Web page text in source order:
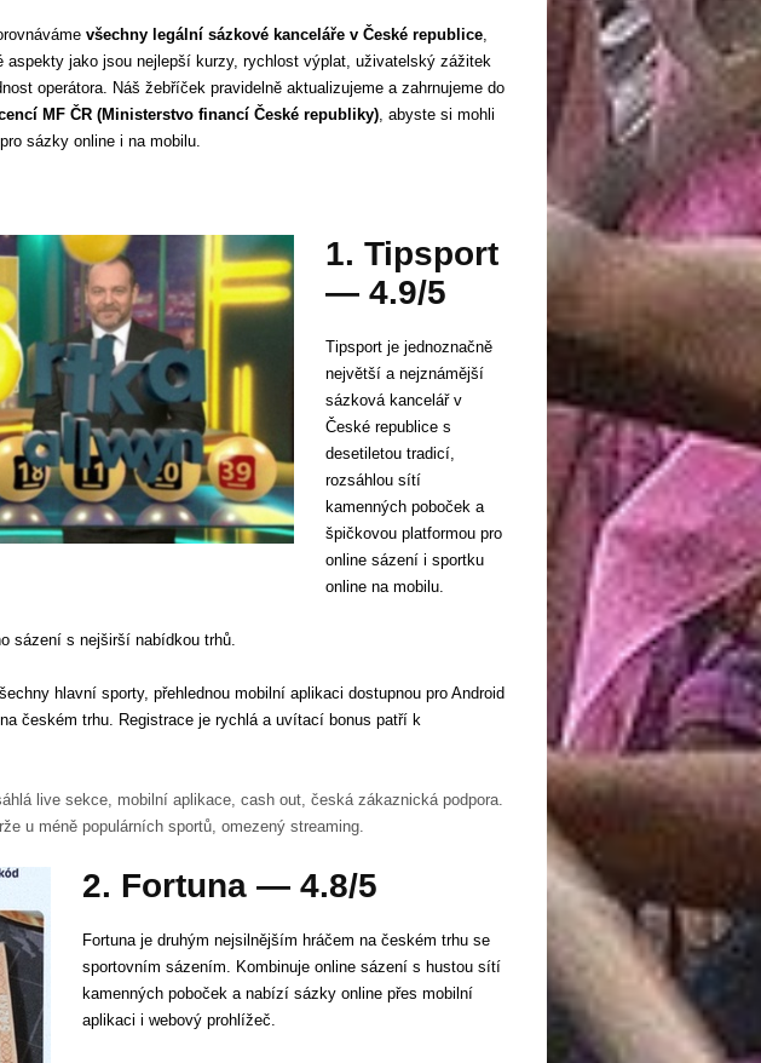
všechny legální sázkové kanceláře v České republice,
aspekty jako jsou nejlepší kurzy, rychlost výplat, uživatelský zážitek
operátora. Náš žebříček pravidelně aktualizujeme a zahrnujeme do
MF ČR (Ministerstvo financí České republiky), abyste si mohli
sázky online i na mobilu.
1. Tipsport
— 4.9/5
Tipsport je jednoznačně
největší a nejznámější
sázková kancelář v
České republice s
desetiletou tradicí,
rozsáhlou sítí
kamenných poboček a
špičkovou platformou pro
online sázení i sportku
online na mobilu.
sázení s nejširší nabídkou trhů.
hlavní sporty, přehlednou mobilní aplikaci dostupnou pro Android
českém trhu. Registrace je rychlá a uvítací bonus patří k
live sekce, mobilní aplikace, cash out, česká zákaznická podpora.
u méně populárních sportů, omezený streaming.
2. Fortuna — 4.8/5
Fortuna je druhým nejsilnějším hráčem na českém trhu se
sportovním sázením. Kombinuje online sázení s hustou sítí
kamenných poboček a nabízí sázky online přes mobilní
aplikaci i webový prohlížeč.